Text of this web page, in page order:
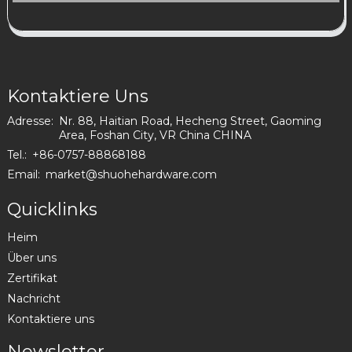
Kontaktiere Uns
Adresse: Nr. 88, Haitian Road, Hecheng Street, Gaoming
Area, Foshan City, VR China CHINA
Tel.: +86-0757-88868188
Email: market@shuohehardware.com
Quicklinks
Heim
Über uns
Zertifikat
Nachricht
Kontaktiere uns